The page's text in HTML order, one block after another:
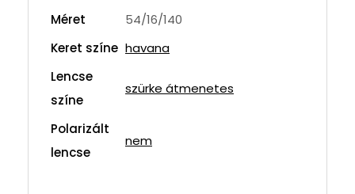
Méret
54/16/140
Keret színe havana
Lencse
színe
szürke átmenetes
Polarizált
lencse
nem